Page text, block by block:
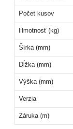
Počet kusov
Hmotnosť (kg)
Šírka (mm)
Dĺžka (mm)
Výška (mm)
Verzia
Záruka (m)